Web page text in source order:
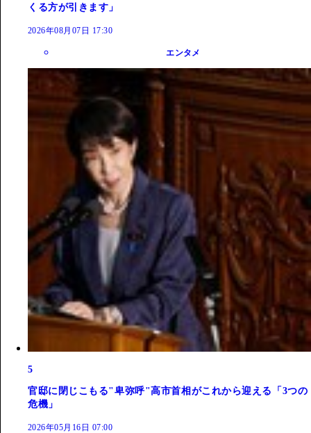
くる方が引きます」
2026年08月07日 17:30
エンタメ
5
官邸に閉じこもる"卑弥呼"高市首相がこれから迎える「3つの
危機」
2026年05月16日 07:00